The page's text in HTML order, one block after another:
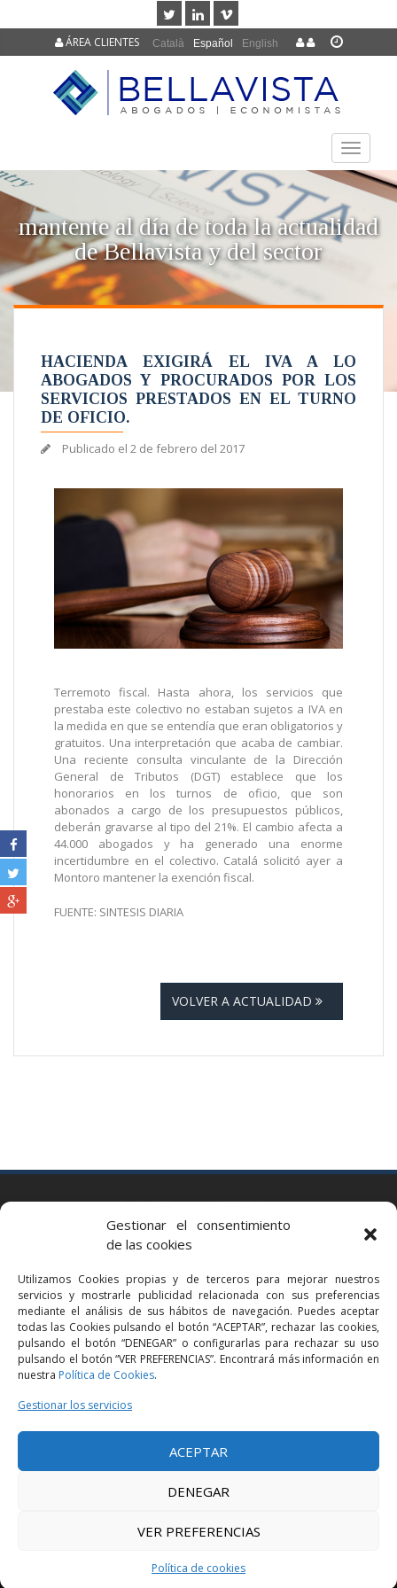
Gestionar el consentimiento
de las cookies
Utilizamos Cookies propias y de terceros para mejorar nuestros
servicios y mostrarle publicidad relacionada con sus preferencias
mediante el análisis de sus hábitos de navegación. Puedes aceptar
todas las Cookies pulsando el botón “ACEPTAR”, rechazar las cookies,
pulsando el botón “DENEGAR” o configurarlas para rechazar su uso
pulsando el botón “VER PREFERENCIAS”. Encontrará más información en
nuestra Política de Cookies.
Gestionar los servicios
ACEPTAR
DENEGAR
VER PREFERENCIAS
Política de cookies
Català Español English
ÁREA CLIENTES
TOGGLE
mantente al día de toda la actualidad
de Bellavista y del sector
HACIENDA EXIGIRÁ EL IVA A LO
ABOGADOS Y PROCURADOS POR LOS
SERVICIOS PRESTADOS EN EL TURNO
DE OFICIO.
Publicado el 2 de febrero del 2017
Terremoto fiscal. Hasta ahora, los servicios que
prestaba este colectivo no estaban sujetos a IVA en
la medida en que se entendía que eran obligatorios y
gratuitos. Una interpretación que acaba de cambiar.
Una reciente consulta vinculante de la Dirección
General de Tributos (DGT) establece que los
honorarios en los turnos de oficio, que son
abonados a cargo de los presupuestos públicos,
deberán gravarse al tipo del 21%. El cambio afecta a
44.000 abogados y ha generado una enorme
incertidumbre en el colectivo. Catalá solicitó ayer a
Montoro mantener la exención fiscal.
FUENTE: SINTESIS DIARIA
VOLVER A ACTUALIDAD
Via Augusta 2 bis, 3º, 08006 Barcelona
bcn@bellavistalegal.eu
GRANOLLERS
C/ Sant Jaume, 16 1r, 08401 Granollers (Bcn)
+34 93 860 39 60
grn@bellavistalegal.eu
MADRID
C/ Serrano 114, 2º izq. 28006 Madrid.
+34 91 431 98 21 | +34 91 431 98 95
mad@bellavistalegal.eu
© 2016 Bellavista Legal - Todos los derechos reservados -
Diseño: